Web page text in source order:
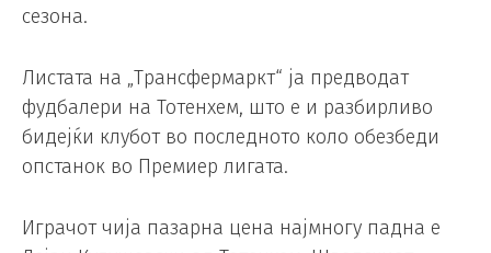
сезона.
Листата на „Трансфермаркт“ ја предводат
фудбалери на Тотенхем, што е и разбирливо
бидејќи клубот во последното коло обезбеди
опстанок во Премиер лигата.
Играчот чија пазарна цена најмногу падна е